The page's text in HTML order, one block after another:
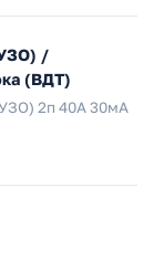
/
(ВДТ)
2п 40А 30мА